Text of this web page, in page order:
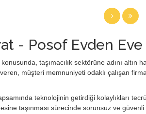
- Posof Evden
taşımacılık sektörüne adını altın
müşteri memnuniyeti odaklı çalışan
teknolojinin getirdiği kolaylıkları
taşınması sürecinde sorunsuz ve